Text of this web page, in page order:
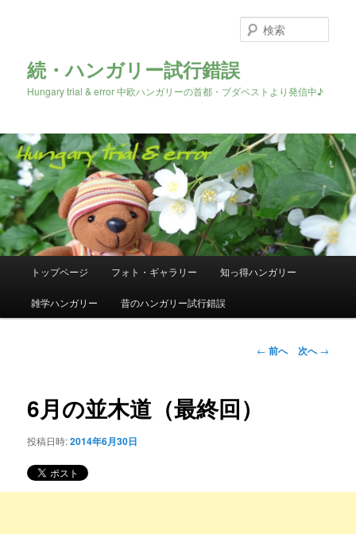
続・ハンガリー試行錯誤
Hungary trial & error 中欧ハンガリーの首都・ブダペストより発信中♪
索
メ
メ
イ
ン
テ
ン
トップページ フォト・ギャラリー 知っ得ハンガリー
雑学ハンガリー 昔のハンガリー試行錯誤
投← 前へ 次へ→
6月の並木道（最終回）
投稿日時:2014年6月30日